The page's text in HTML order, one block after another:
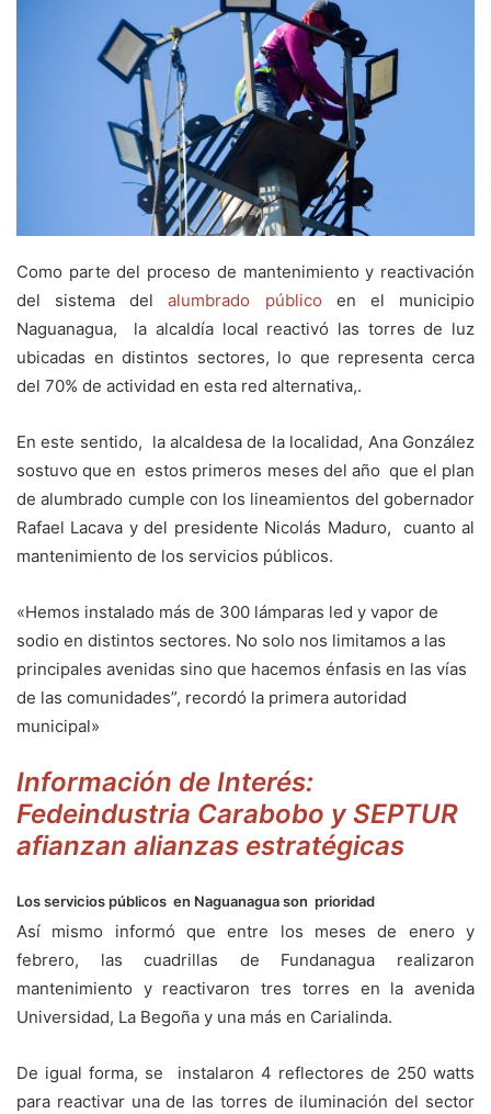
Como parte del proceso de mantenimiento y reactivación
del sistema delalumbrado público en el municipio
Naguanagua, la alcaldía local reactivó las torres de luz
ubicadas en distintos sectores, lo que representa cerca
del 70% de actividad en esta red alternativa,.
En este sentido, la alcaldesa de la localidad, Ana González
sostuvo que en estos primeros meses del año que el plan
de alumbrado cumple con los lineamientos del gobernador
Rafael Lacava y del presidente Nicolás Maduro, cuanto al
mantenimiento de los servicios públicos.
«Hemos instalado más de 300 lámparas led y vapor de
sodio en distintos sectores. No solo nos limitamos a las
principales avenidas sino que hacemos énfasis en las vías
de las comunidades”, recordó la primera autoridad
municipal»
Información de Interés:
Fedeindustria Carabobo y SEPTUR
afianzan alianzas estratégicas
Los servicios públicos en Naguanagua son prioridad
Así mismo informó que entre los meses de enero y
febrero, las cuadrillas de Fundanagua realizaron
mantenimiento y reactivaron tres torres en la avenida
Universidad, La Begoña y una más en Carialinda.
De igual forma, se instalaron 4 reflectores de 250 watts
para reactivar una de las torres de iluminación del sector